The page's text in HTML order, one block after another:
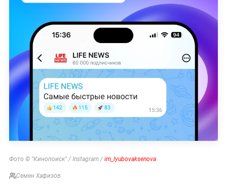
Фото © "Кинопоиск" / Instagram / im_lyubovaksenova
Семен Хафизов